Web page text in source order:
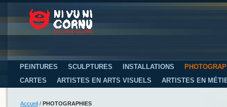
PEINTURES SCULPTURES INSTALLATIONS
CARTES
ARTISTES EN ARTS VISUELS ARTISTES EN
Accueil / PHOTOGRAPHIES